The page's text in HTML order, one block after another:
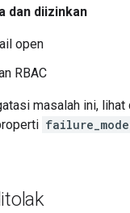
dan diizinkan
open
RBAC
masalah ini,